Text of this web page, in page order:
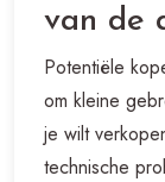
van de
Potentiële
om kleine
je wilt
technische